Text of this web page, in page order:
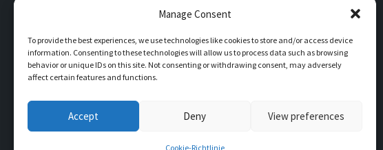
Manage Consent
To provide the best experiences, we use technologies like cookies to store and/or access device
information. Consenting to these technologies will allow us to process data such as browsing
behavior or unique IDs on this site. Not consenting or withdrawing consent, may adversely
affect certain features and functions.
Accept Deny View preferences
Cookie-Richtlinie